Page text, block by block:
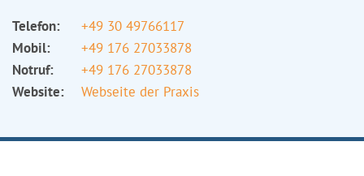
Telefon:
+49 30 49766117
Mobil:
+49 176 27033878
Notruf:
+49 176 27033878
Website:
Webseite der Praxis